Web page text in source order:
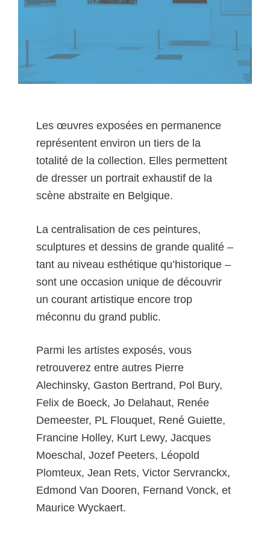
Les œuvres exposées en permanence
représentent environ un tiers de la
totalité de la collection. Elles permettent
de dresser un portrait exhaustif de la
scène abstraite en Belgique.
La centralisation de ces peintures,
sculptures et dessins de grande qualité –
tant au niveau esthétique qu’historique –
sont une occasion unique de découvrir
un courant artistique encore trop
méconnu du grand public.
Parmi les artistes exposés, vous
retrouverez entre autres Pierre
Alechinsky, Gaston Bertrand, Pol Bury,
Felix de Boeck, Jo Delahaut, Renée
Demeester, PL Flouquet, René Guiette,
Francine Holley, Kurt Lewy, Jacques
Moeschal, Jozef Peeters, Léopold
Plomteux, Jean Rets, Victor Servranckx,
Edmond Van Dooren, Fernand Vonck, et
Maurice Wyckaert.